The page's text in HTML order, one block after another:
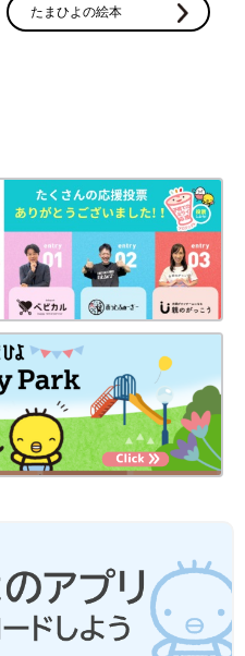
を受けると、その結果に言葉
ました。頭の整理がつかない
美さんは病室でネット検索しま
可能性が高いと感じました。
心の整理をするしかない”“私が
た。
できてきた気がします」
ー確定
で羊水検査の結果を聞きに行
はおなかの中で心臓が止まっ
とき 陣痛
に耐えられず亡くな
亡くなるかもしれない”と。
たまひよの絵本